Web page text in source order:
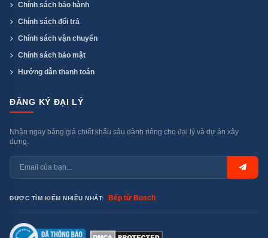
Chính sách bảo hành
Chính sách đổi trả
Chính sách vận chuyển
Chính sách bảo mật
Hướng dẫn thanh toán
ĐĂNG KÝ ĐẠI LÝ
Nhận ngay bảng giá chiết khấu sâu dành riêng cho đại lý và dự án xây
dựng.
ĐƯỢC TÌM KIẾM NHIỀU NHẤT: Bếp từ Bosch